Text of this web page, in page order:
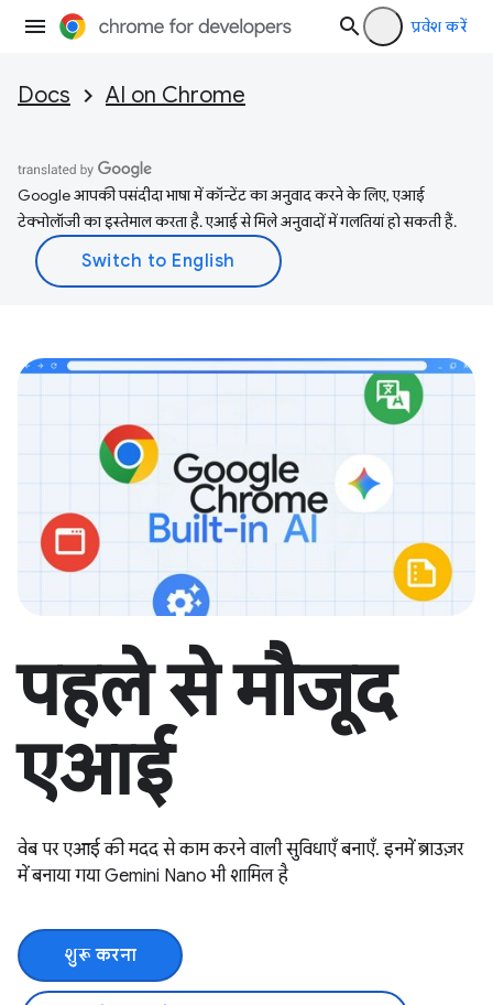
प्रवेश करें
Docs AI on Chrome
Google आपकी पसंदीदा भाषा में कॉन्टेंट का अनुवाद करने के लिए, एआई
टेक्नोलॉजी का इस्तेमाल करता है. एआई से मिले अनुवादों में गलतियां हो सकती हैं.
पहले से मौजूद
एआई
वेब पर एआई की मदद से काम करने वाली सुविधाएँ बनाएँ. इनमें ब्राउज़र
में बनाया गया Gemini Nano भी शामिल है
शुरू करना